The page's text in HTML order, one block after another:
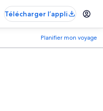
Télécharger l’appli
Planifier mon voyage